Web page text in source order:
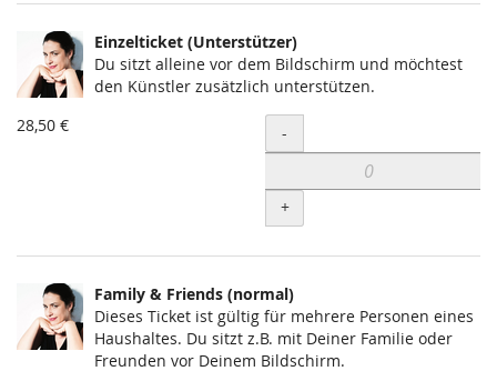
Einzelticket (Unterstützer)
Du sitzt alleine vor dem Bildschirm und möchtest
den Künstler zusätzlich unterstützen.
28,50 €
Menge
-
+
Family & Friends (normal)
Dieses Ticket ist gültig für mehrere Personen eines
Haushaltes. Du sitzt z.B. mit Deiner Familie oder
Freunden vor Deinem Bildschirm.